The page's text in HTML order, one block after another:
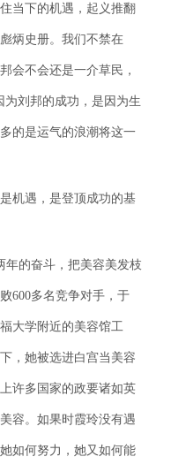
当下的机遇，起义推翻
炳史册。我们不禁在
会不会还是一介草民，
为刘邦的成功，是因为生
的是运气的浪潮将这一
机遇，是登顶成功的基
年的奋斗，把美容美发枝
600多名竞争对手，于
大学附近的美容馆工
，她被选进白宫当美容
许多国家的政要诸如英
容。如果时霞玲没有遇
如何努力，她又如何能